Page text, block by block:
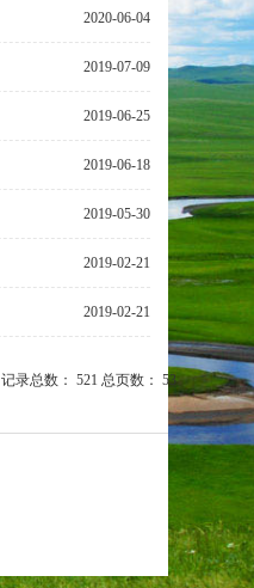
2020-06-04
2019-07-09
2019-06-25
2019-06-18
2019-05-30
2019-02-21
2019-02-21
记录总数： 521 总页数： 53